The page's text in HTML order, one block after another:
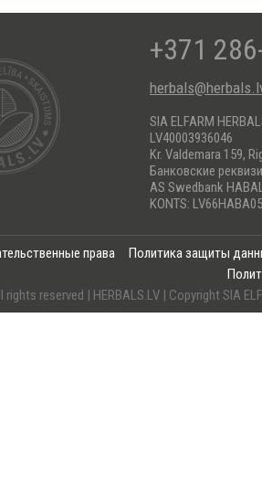
+371
SIA ELFARM
LV40003936046
Kr. Valdemara 159,
Банковские
AS Swedbank
KONTS:
права
Политика защиты
rights reserved | HERBALS.LV | Copyright SIA